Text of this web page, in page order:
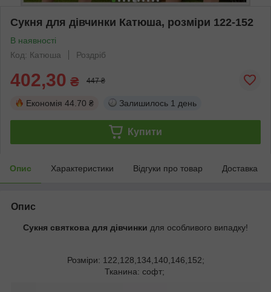
Сукня для дівчинки Катюша, розміри 122-152
В наявності
Код: Катюша
Роздріб
402,30 ₴ 447 ₴
Економія 44.70 ₴ Залишилось 1 день
Купити
Опис Характеристики Відгуки про товар Доставка
Опис
Сукня святкова для дівчинки для особливого випадку!
Розміри: 122,128,134,140,146,152;
Тканина: софт;